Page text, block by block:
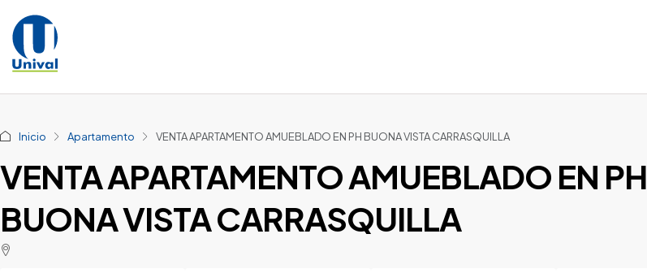
Inicio Apartamento VENTA APARTAMENTO AMUEBLADO EN PH BUONA VISTA CARRASQUILLA
VENTA APARTAMENTO AMUEBLADO EN PH
BUONA VISTA CARRASQUILLA